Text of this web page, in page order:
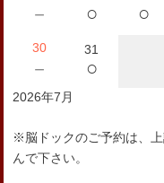
－ ○ ○
30
－
31
○
2026年7月
※脳ドックのご予約は、
んで下さい。